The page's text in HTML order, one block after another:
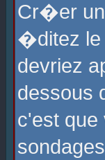
Cr�er un
�ditez le
devriez
dessous
c'est